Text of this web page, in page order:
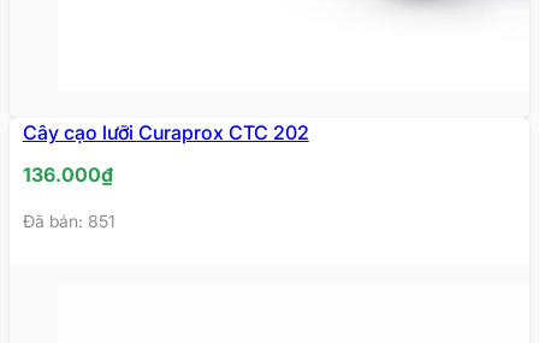
Cây cạo lưỡi Curaprox CTC 202
136.000₫
Đã bán: 851